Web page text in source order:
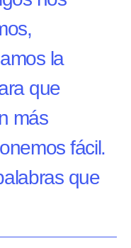
la
que
más
fácil.
que